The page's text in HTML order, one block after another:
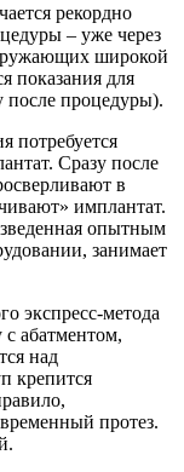
рекордно
– уже через
широкой
показания для
после процедуры).
потребуется
Сразу после
в
имплантат.
опытным
занимает
экспресс-метода
с абатментом,
над
крепится
протез.